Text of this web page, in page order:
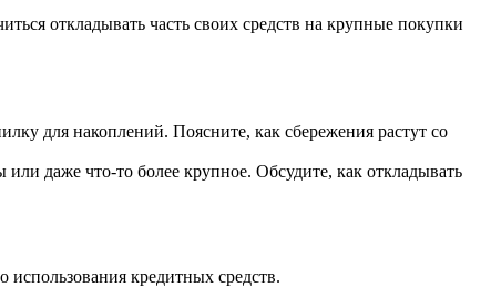
откладывать часть своих средств на крупные покупки
для накоплений. Поясните, как сбережения растут со
даже что-то более крупное. Обсудите, как откладывать
использования кредитных средств.